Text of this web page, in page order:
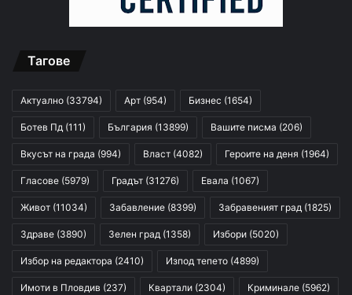
Тагове
Актуално (33794) Арт (954) Бизнес (1654)
Ботев Пд (111) България (13899) Вашите писма (206)
Вкусът на града (994) Власт (4082) Героите на деня (1964)
Гласове (5979) Градът (31276) Евала (1067)
Живот (11034) Забавление (8399) Забравеният град (1825)
Здраве (3890) Зелен град (1358) Избори (5020)
Избор на редактора (2410) Изпод тепето (4899)
Имоти в Пловдив (237) Квартали (2304) Криминале (5962)